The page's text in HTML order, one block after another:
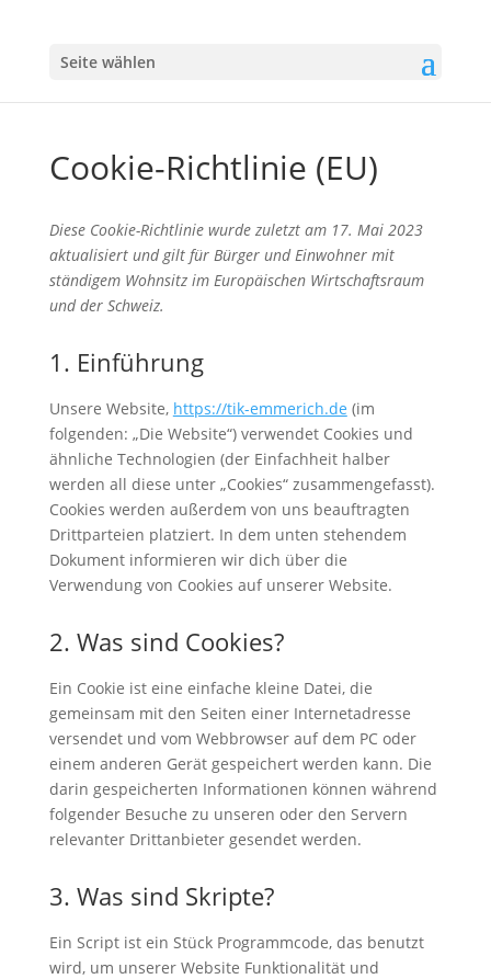
Seite wählen
Cookie-Richtlinie (EU)
Diese Cookie-Richtlinie wurde zuletzt am 17. Mai 2023
aktualisiert und gilt für Bürger und Einwohner mit
ständigem Wohnsitz im Europäischen Wirtschaftsraum
und der Schweiz.
1. Einführung
Unsere Website, https://tik-emmerich.de (im
folgenden: „Die Website“) verwendet Cookies und
ähnliche Technologien (der Einfachheit halber
werden all diese unter „Cookies“ zusammengefasst).
Cookies werden außerdem von uns beauftragten
Drittparteien platziert. In dem unten stehendem
Dokument informieren wir dich über die
Verwendung von Cookies auf unserer Website.
2. Was sind Cookies?
Ein Cookie ist eine einfache kleine Datei, die
gemeinsam mit den Seiten einer Internetadresse
versendet und vom Webbrowser auf dem PC oder
einem anderen Gerät gespeichert werden kann. Die
darin gespeicherten Informationen können während
folgender Besuche zu unseren oder den Servern
relevanter Drittanbieter gesendet werden.
3. Was sind Skripte?
Ein Script ist ein Stück Programmcode, das benutzt
wird, um unserer Website Funktionalität und